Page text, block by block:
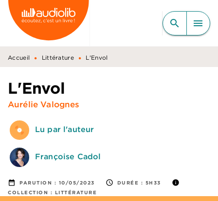
MENU RECHERCHE
CONTENU
PIED DE PAGE
search menu
Accueil • Littérature • L'Envol
L'Envol
Aurélie Valognes
Lu par l'auteur
Françoise Cadol
date_range PARUTION : 10/05/2023 access_time DURÉE : 5H33 info
COLLECTION : LITTÉRATURE